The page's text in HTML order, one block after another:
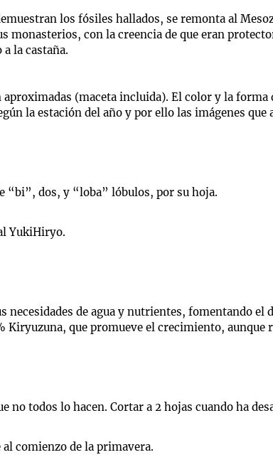
los fósiles hallados, se remonta al
monasterios, con la creencia de que eran
la castaña.
(maceta incluida). El color y la forma
la estación del año y por ello las imágenes
dos, y “loba” lóbulos, por su hoja.
YukiHiryo.
necesidades de agua y nutrientes, fomentando
que promueve el crecimiento, aunque
no todos lo hacen. Cortar a 2 hojas cuando ha
comienzo de la primavera.